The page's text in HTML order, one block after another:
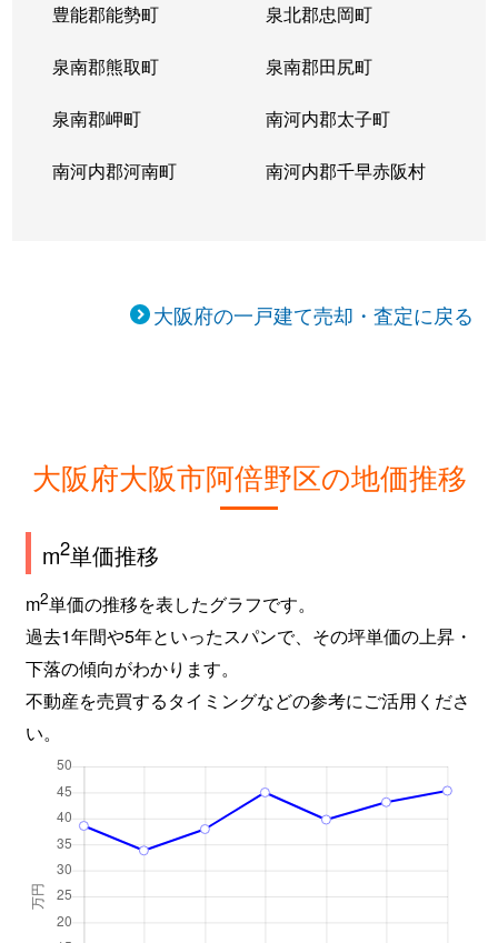
豊能郡能勢町 泉北郡忠岡町
泉南郡熊取町 泉南郡田尻町
泉南郡岬町 南河内郡太子町
南河内郡河南町 南河内郡千早赤阪村
大阪府の一戸建て売却・査定に戻る
大阪府大阪市阿倍野区の地価推移
m2単価推移
m2単価の推移を表したグラフです。
過去1年間や5年といったスパンで、その坪単価の上昇・
下落の傾向がわかります。
不動産を売買するタイミングなどの参考にご活用くださ
い。